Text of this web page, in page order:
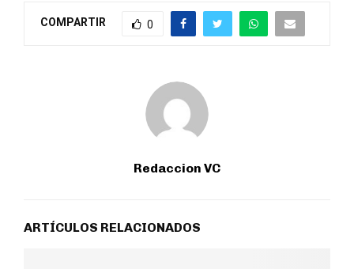
COMPARTIR 0
Redaccion VC
ARTÍCULOS RELACIONADOS